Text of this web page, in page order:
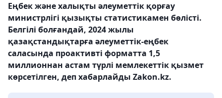
Еңбек және халықты әлеуметтік қорғау
министрлігі қызықты статистикамен бөлісті.
Белгілі болғандай, 2024 жылы
қазақстандықтарға әлеуметтік-еңбек
саласында проактивті форматта 1,5
миллионнан астам түрлі мемлекеттік қызмет
көрсетілген, деп хабарлайды Zakon.kz.